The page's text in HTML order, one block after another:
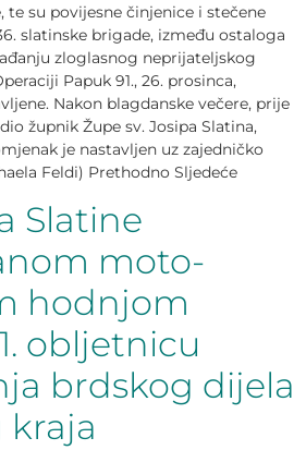
te su povijesne činjenice i stečene
slatinske brigade, između ostaloga
zloglasnog neprijateljskog
Papuk 91., 26. prosinca,
Nakon blagdanske večere, prije
župnik Župe sv. Josipa Slatina,
je nastavljen uz zajedničko
Feldi) Prethodno Sljedeće
Slatine
moto-
hodnjom
obljetnicu
brdskog dijela
kraja